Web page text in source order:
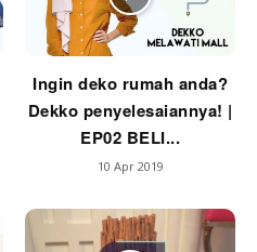
Ingin deko rumah anda?
Dekko penyelesaiannya! |
EP02 BELI...
10 Apr 2019